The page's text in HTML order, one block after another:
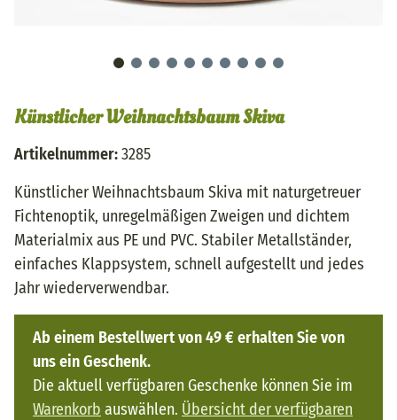
Künstlicher Weihnachtsbaum Skiva
Artikelnummer:3285
Künstlicher Weihnachtsbaum Skiva mit naturgetreuer
Fichtenoptik, unregelmäßigen Zweigen und dichtem
Materialmix aus PE und PVC. Stabiler Metallständer,
einfaches Klappsystem, schnell aufgestellt und jedes
Jahr wiederverwendbar.
Ab einem Bestellwert von 49 € erhalten Sie von
uns ein Geschenk.
Die aktuell verfügbaren Geschenke können Sie im
Warenkorb auswählen. Übersicht der verfügbaren